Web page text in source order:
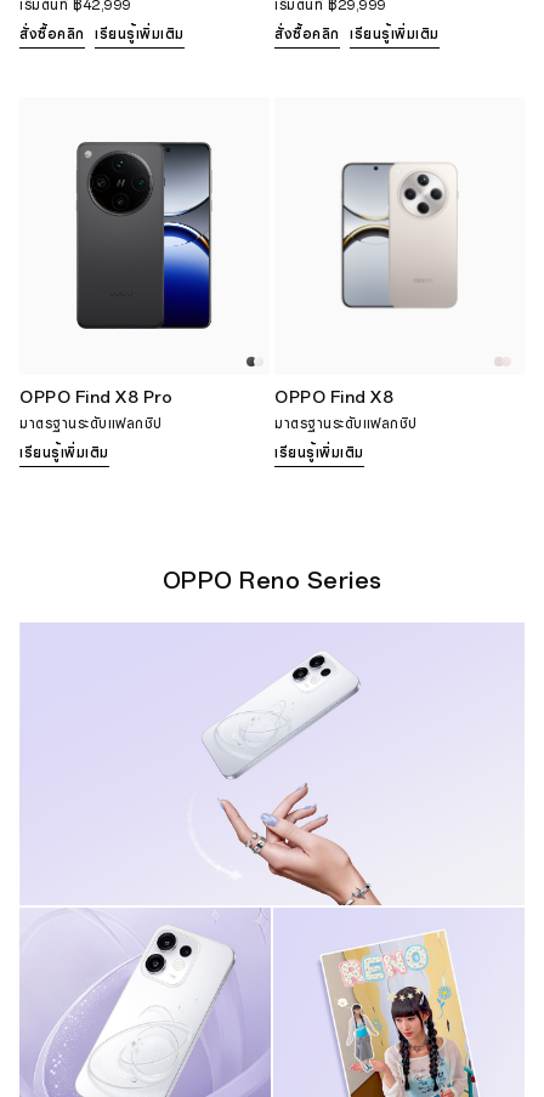
เริ่มต้นที่ ฿42,999
สั่งซื้อคลิก
เรียนรู้เพิ่มเติม
เริ่มต้นที่ ฿29,999
สั่งซื้อคลิก
เรียนรู้เพิ่มเติม
OPPO Find X8 Pro
มาตรฐานระดับแฟลกชิป
เรียนรู้เพิ่มเติม
OPPO Find X8
มาตรฐานระดับแฟลกชิป
เรียนรู้เพิ่มเติม
OPPO Reno Series